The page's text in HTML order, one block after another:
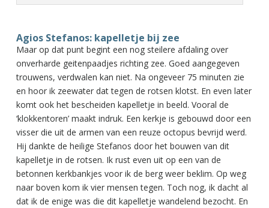
Agios Stefanos: kapelletje bij zee
Maar op dat punt begint een nog steilere afdaling over
onverharde geitenpaadjes richting zee. Goed aangegeven
trouwens, verdwalen kan niet. Na ongeveer 75 minuten zie
en hoor ik zeewater dat tegen de rotsen klotst. En even later
komt ook het bescheiden kapelletje in beeld. Vooral de
‘klokkentoren’ maakt indruk. Een kerkje is gebouwd door een
visser die uit de armen van een reuze octopus bevrijd werd.
Hij dankte de heilige Stefanos door het bouwen van dit
kapelletje in de rotsen. Ik rust even uit op een van de
betonnen kerkbankjes voor ik de berg weer beklim. Op weg
naar boven kom ik vier mensen tegen. Toch nog, ik dacht al
dat ik de enige was die dit kapelletje wandelend bezocht. En